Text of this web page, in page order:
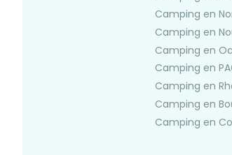
Camping en
Camping en
Camping en
Camping en
Camping en
Camping en
Camping en